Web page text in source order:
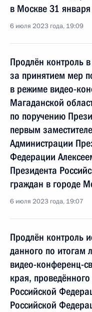
в Москве 31
6 июля 2023 года, 19:09
Продлён контроль
за принятием мер
в режиме видео-
Магаданской
по поручению
первым
Администрации
Федерации
Президента
граждан в городе
6 июля 2023 года, 19:07
Продлён контроль
данного по итогам
видео-конференц-
края,
Российской
Российской